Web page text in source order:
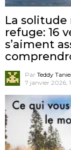
La solitude
refuge: 16
s’aiment
Par Teddy
7 janvier 2026,